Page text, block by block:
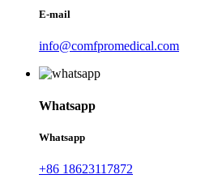
E-mail
info@comfpromedical.com
Whatsapp
Whatsapp
+86 18623117872